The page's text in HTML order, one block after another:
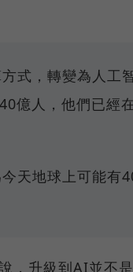
式，轉變為人
億人，他們已經
今天地球上可能
升級到AI並不是